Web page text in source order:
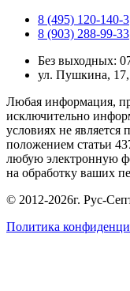
8 (495) 120-140-3
8 (903) 288-99-33
Без выходных:
ул. Пушкина, 17,
Любая информация,
исключительно
условиях не
положением статьи
любую электронную
на обработку ваших
© 2012-2026г. Рус-
Политика